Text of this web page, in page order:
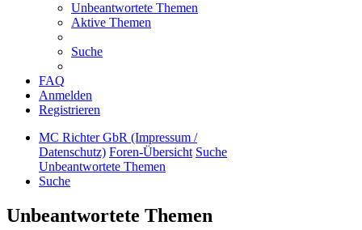
Unbeantwortete Themen
Aktive Themen
Suche
FAQ
Anmelden
Registrieren
MC Richter GbR (Impressum /
Datenschutz) Foren-Übersicht Suche
Unbeantwortete Themen
Suche
Unbeantwortete Themen